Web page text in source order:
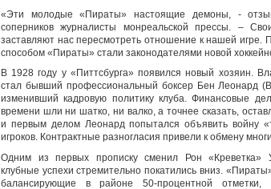
«Эти молодые «Пираты» настоящие демоны, -
соперников журналисты монреальской прессы. –
заставляют нас пересмотреть отношение к нашей игре.
способом «Пираты» стали законодателями новой
В 1928 году у «Питтсбурга» появился новый хозяин.
стал бывший профессиональный боксер Бен Леонард
изменивший кадровую политику клуба. Финансовые
времени шли ни шатко, ни валко, а точнее сказать,
и первым делом Леонард попытался объявить войну
игроков. Контрактные разногласия привели к обмену
Одним из первых прописку сменил Рон «Креветка»
клубные успехи стремительно покатились вниз.
балансирующие в районе 50-процентной